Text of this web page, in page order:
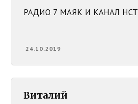
РАДИО 7 МАЯК И КАНАЛ НСТ
24.10.2019
Виталий